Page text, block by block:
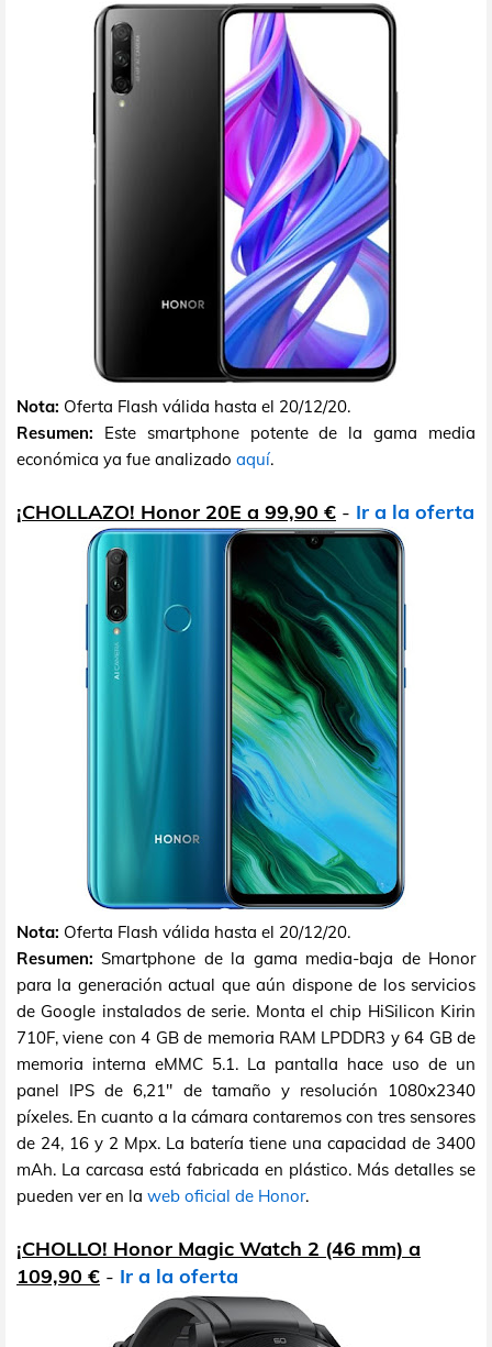
Nota: Oferta Flash válida hasta el 20/12/20.
Resumen: Este smartphone potente de la gama media
económica ya fue analizado aquí.
¡CHOLLAZO! Honor 20E a 99,90 € - Ir a la oferta
Nota: Oferta Flash válida hasta el 20/12/20.
Resumen: Smartphone de la gama media-baja de Honor
para la generación actual que aún dispone de los servicios
de Google instalados de serie. Monta el chip HiSilicon Kirin
710F, viene con 4 GB de memoria RAM LPDDR3 y 64 GB de
memoria interna eMMC 5.1. La pantalla hace uso de un
panel IPS de 6,21" de tamaño y resolución 1080x2340
píxeles. En cuanto a la cámara contaremos con tres sensores
de 24, 16 y 2 Mpx. La batería tiene una capacidad de 3400
mAh. La carcasa está fabricada en plástico. Más detalles se
pueden ver en la web oficial de Honor.
¡CHOLLO! Honor Magic Watch 2 (46 mm) a
109,90 € - Ir a la oferta